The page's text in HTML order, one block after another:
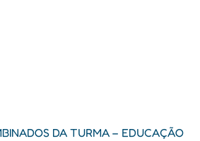
DA TURMA – EDUCAÇÃO